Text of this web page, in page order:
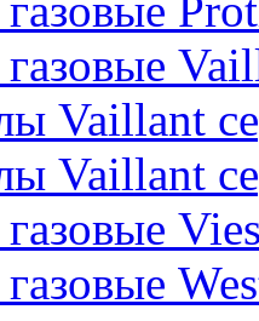
Vaillant
Vaillant